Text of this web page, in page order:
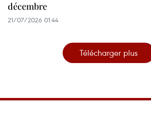
décembre
21/07/2026 01:44
Télécharger plus